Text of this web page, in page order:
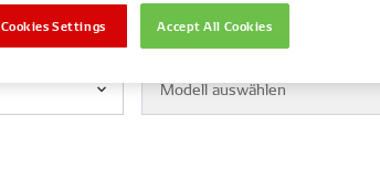
Modell
Modell auswählen
Accept All Cookies
Cookies Settings